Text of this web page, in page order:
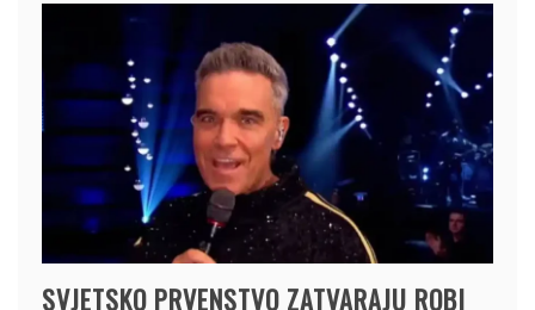
SVJETSKO PRVENSTVO ZATVARAJU ROBI